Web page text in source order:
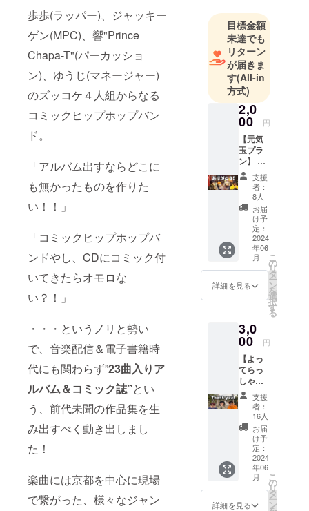
歩歩(ラッパー)、ジャッキー
ゲン(MPC)、響"Prince
Chapa-T"(パーカッショ
ン)、ゆうじ(マネージャー)
のズッコケ４人組からなる
コミックヒップホップバン
ド。
「アルバム出すならどこに
も無かったものを作りた
い！！」
「コミックヒップホップバ
ンドやし、CDにコミック付
いてきたらオモロな
い？！」
・・・というノリと勢い
で、音楽配信＆電子書籍時
代にも関わらず”23曲入りア
ルバム＆コミック誌”とい
う、前代未聞の作品集を生
み出すべく動き出しまし
た！
楽曲には京都を中心に現場
で繋がった、様々なジャン
より生まれ
変わる。
その名も”ザ
ストロング
パンタロン
Ｘ”！
目標金額
未達でも
リターン
が届きま
す(All-in
方式)
2,0
00 円
【元気
玉プラ
ン】 ◆
大感謝
メッ
セージ
ムー
ビー(A)
ザ スト
ロング
パンタ
ロンXの
作品制
作を応
援！ 感
動画に
納め、
お届け
させて
頂きま
す！ ※
動画提
供方
法：動
画リン
クを
メール
にて送
らせて
頂きま
す。
支援
者：
8人
お届
け予
定：
2024
年06
月
詳細を見る
こ
の
リ
タ
ー
ン
を
選
択
す
る
3,0
00 円
【よっ
てらっ
しゃい
プラ
ン】
◆[毎日
ストパ
ン]の
mp3音
源デー
タ ◆大
感謝
メッ
セージ
支援
者：
16人
お届
け予
定：
2024
年06
月
詳細を見る
こ
の
リ
タ
ー
ン